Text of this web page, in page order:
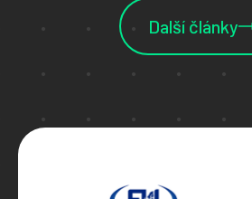
Další články